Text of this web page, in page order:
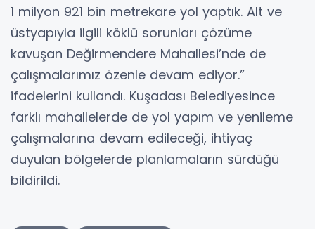
1 milyon 921 bin metrekare yol yaptık. Alt ve
üstyapıyla ilgili köklü sorunları çözüme
kavuşan Değirmendere Mahallesi’nde de
çalışmalarımız özenle devam ediyor.”
ifadelerini kullandı. Kuşadası Belediyesince
farklı mahallelerde de yol yapım ve yenileme
çalışmalarına devam edileceği, ihtiyaç
duyulan bölgelerde planlamaların sürdüğü
bildirildi.